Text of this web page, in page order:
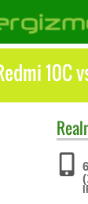
10C